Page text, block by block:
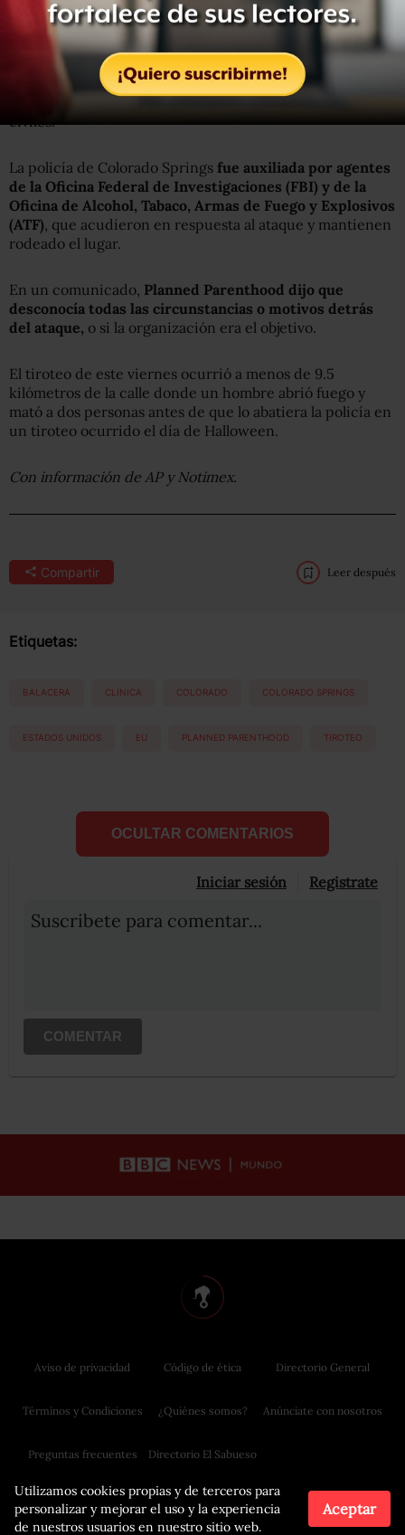
La estación de televisión KKTV de Colorado Springs
indicó que al menos nueve de los lesionados fueron
llevados a dos hospitales de la zona, sin precisar la
condición de los pacientes o si se trataba de policías o
civiles.
La policía de Colorado Springs fue auxiliada por agentes
de la Oficina Federal de Investigaciones (FBI) y de la
Oficina de Alcohol, Tabaco, Armas de Fuego y Explosivos
(ATF) , que acudieron en respuesta al ataque y mantienen
rodeado el lugar.
En un comunicado, Planned Parenthood dijo que
desconocía todas las circunstancias o motivos detrás
del ataque, o si la organización era el objetivo.
El tiroteo de este viernes ocurrió a menos de 9.5
kilómetros de la calle donde un hombre abrió fuego y
mató a dos personas antes de que lo abatiera la policía en
un tiroteo ocurrido el día de Halloween.
Con información de AP y Notimex.
Compartir Leer después
Etiquetas:
BALACERA CLINICA COLORADO COLORADO SPRINGS
ESTADOS UNIDOS EU PLANNED PARENTHOOD TIROTEO
OCULTAR COMENTARIOS
Iniciar sesión Registrate
Suscribete para comentar...
COMENTAR
Utilizamos cookies propias y de terceros para
personalizar y mejorar el uso y la experiencia
de nuestros usuarios en nuestro sitio web.
Aceptar
Aviso de privacidad
Términos y Condiciones
Preguntas frecuentes
Código de ética
¿Quiénes somos?
Directorio El Sabueso
Directorio General
Anúnciate con nosotros